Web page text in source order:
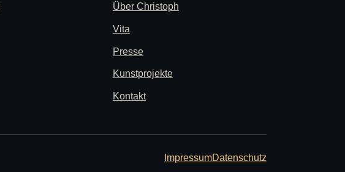
Über Christoph
Vita
Presse
Kunstprojekte
Kontakt
ImpressumDatenschutz